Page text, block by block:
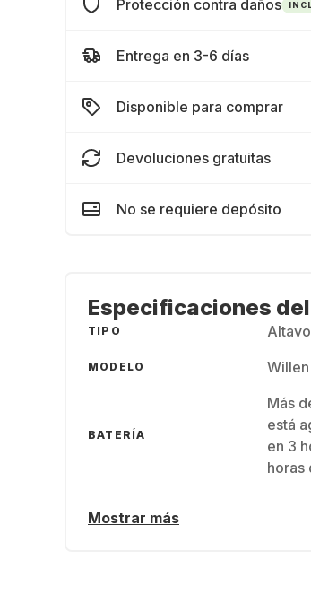
Protección contra daños
Entrega en 3-6 días
Disponible para comprar
Devoluciones gratuitas
No se requiere depósito
Especificaciones
TIPO
MODELO Willen
BATERÍA
Más
está
en 3
horas
Mostrar más